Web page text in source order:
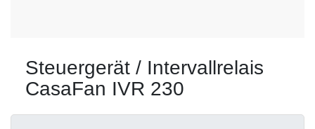
Steuergerät / Intervallrelais
CasaFan IVR 230